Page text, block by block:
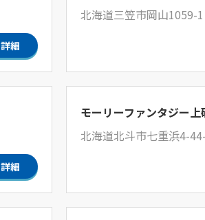
詳細
北海道三笠市岡山1059-
詳細
モーリーファンタジー上
北海道北斗市七重浜4-